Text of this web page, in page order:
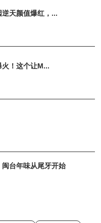
天颜值爆红，...
！这个让M...
台年味从尾牙开始